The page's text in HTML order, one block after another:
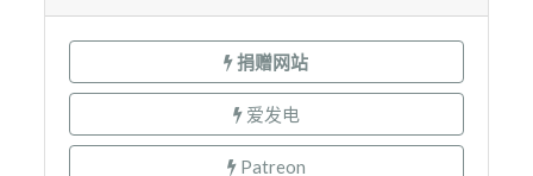
捐赠网站
爱发电
Patreon